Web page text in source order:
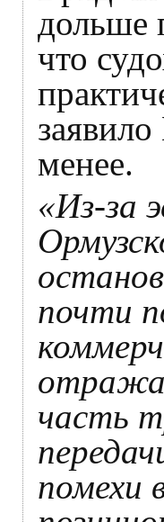
дольше
что
менее.
«Из-за
почти
часть
помехи